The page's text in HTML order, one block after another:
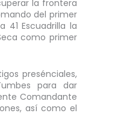
la frontera
del primer
41 Escuadrilla la
como primer
presénciales,
para dar
Comandante
así como el